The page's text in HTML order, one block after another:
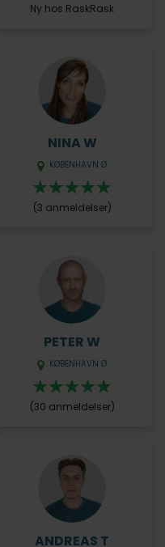
Ny hos RaskRask
NINA W
KØBENHAVN Ø
(3 anmeldelser)
PETER W
KØBENHAVN Ø
(30 anmeldelser)
ANDREAS T